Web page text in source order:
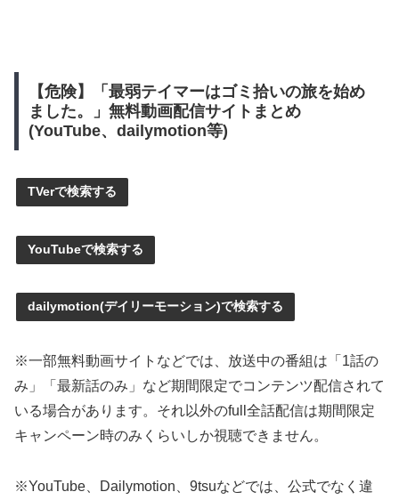
【危険】「最弱テイマーはゴミ拾いの旅を始め
ました。」無料動画配信サイトまとめ
(YouTube、dailymotion等)
TVerで検索する
YouTubeで検索する
dailymotion(デイリーモーション)で検索する
※一部無料動画サイトなどでは、放送中の番組は「1話の
み」「最新話のみ」など期間限定でコンテンツ配信されて
いる場合があります。それ以外のfull全話配信は期間限定
キャンペーン時のみくらいしか視聴できません。
※YouTube、Dailymotion、9tsuなどでは、公式でなく違